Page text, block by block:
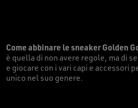
Come abbinare le sneaker Golden
è quella di non avere regole, ma di
e giocare con i vari capi e accessori
unico nel suo genere.